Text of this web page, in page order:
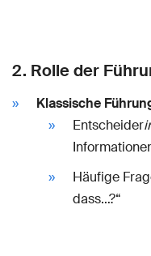
2. Rolle der
Klassische
Entscheider
Häufige
dass…?“